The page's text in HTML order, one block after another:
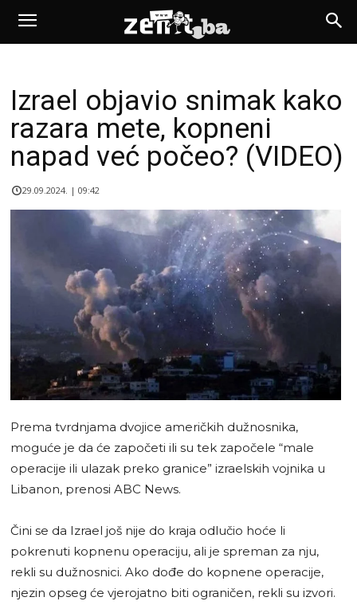
Izrael objavio snimak kako
razara mete, kopneni
napad već počeo? (VIDEO)
29.09.2024. | 09:42
Prema tvrdnjama dvojice američkih dužnosnika,
moguće je da će započeti ili su tek započele “male
operacije ili ulazak preko granice” izraelskih vojnika u
Libanon, prenosi ABC News.
Čini se da Izrael još nije do kraja odlučio hoće li
pokrenuti kopnenu operaciju, ali je spreman za nju,
rekli su dužnosnici. Ako dođe do kopnene operacije,
njezin opseg će vjerojatno biti ograničen, rekli su izvori.